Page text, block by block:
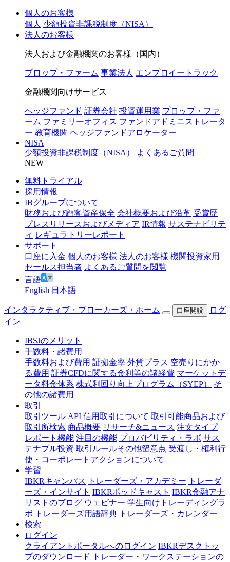
個人のお客様
個人 少額投資非課税制度（NISA）
法人のお客様
法人および金融機関のお客様（国内）
プロップ・ファーム 事業法人 エンプロイートラック
金融機関向けサービス
ヘッジファンド 証券会社 投資運用業 プロップ・ファ
ーム ファミリーオフィス ファンドアドミニストレータ
ー 教育機関 ヘッジファンドアロケーター
NISA
少額投資非課税制度（NISA）
よくあるご質問
NEW
無料トライアル
採用情報
IBグループについて
財務および顧客資産保全 会社概要および沿革 受賞歴
プレスリリースおよびメディア IR情報 サステナビリテ
ィ レギュラトリーレポート
サポート
口座に入金 個人のお客様 法人のお客様 機関投資家用
セールス担当者 よくあるご質問を閲覧
言語
English 日本語
インタラクティブ・ブローカーズ・ホーム 口座開設
ログ
イン
IBSJのメリット
手数料・諸費用
手数料および費用 証拠金率 外貨プラス 空売りにかか
る費用 証券CFDに関する金利等の諸経費 マーケットデ
ータ料金体系 株式利回り向上プログラム（SYEP）
そ
の他の諸費用
取引
取引ツール API 信用取引について 取引可能商品および
取引所検索 商品概要 リサーチ&ニュース 注文タイプ
レポート機能 注目の機能 プロバビリティ・ラボ サス
テナブル投資 取引ルールその他留意点 受渡し・権利行
使・コーポレートアクションについて
学習
IBKRキャンパス
トレーダーズ・アカデミー
トレーダ
ーズ・インサイト IBKRポッドキャスト IBKR金融アナ
リストのブログ ウェビナー 学生向けトレーディングラ
ボ
トレーダーズ用語辞典 トレーダーズ・カレンダー
検索
ログイン
クライアントポータルへのログイン IBKRデスクトッ
プのダウンロード
トレーダー・ワークステーションの